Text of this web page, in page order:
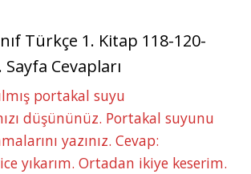
Türkçe 1. Kitap 118-120-
Cevapları
portakal suyu
düşününüz. Portakal suyunu
yazınız. Cevap:
yıkarım. Ortadan ikiye keserim.